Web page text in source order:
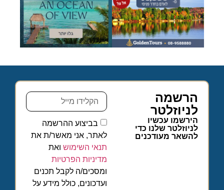
הרשמה
לניוזלטר
הירשמו עכשיו
לניוזלטר שלנו כדי
להשאר מעודכנים
בביצוע ההרשמה
לאתר, אני מאשר/ת את
תנאי השימוש ואת
מדיניות הפרטיות
ומסכים/ה לקבל תכנים
ועדכונים, כולל מידע על